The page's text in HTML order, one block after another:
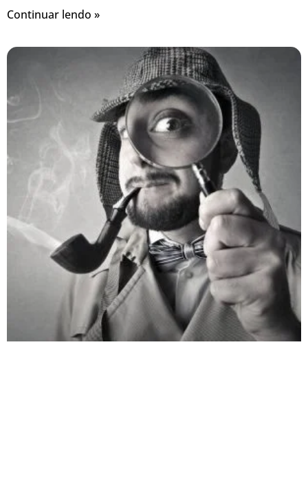
Continuar lendo »